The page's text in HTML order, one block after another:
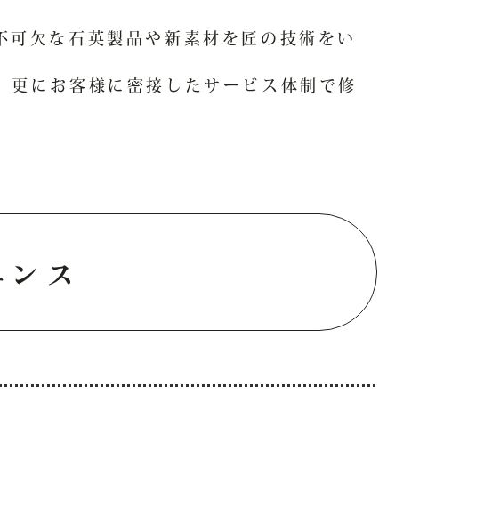
欠な石英製品や新素材を匠の技術をい
にお客様に密接したサービス体制で修
ス